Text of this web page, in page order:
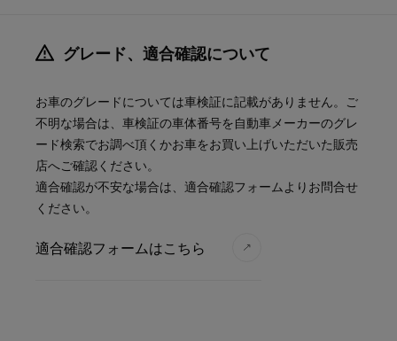
グレード、適合確認について
お車のグレードについては車検証に記載がありません。ご
不明な場合は、車検証の車体番号を自動車メーカーのグレ
ード検索でお調べ頂くかお車をお買い上げいただいた販売
店へご確認ください。
適合確認が不安な場合は、適合確認フォームよりお問合せ
ください。
適合確認フォームはこちら